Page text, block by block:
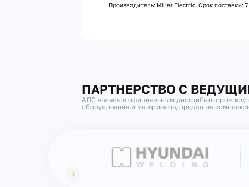
Производитель: Miller Electric. Срок поставки: 7
ПАРТНЕРСТВО С
АПС является официальным дистрибьютором
оборудования и материалов, предлагая